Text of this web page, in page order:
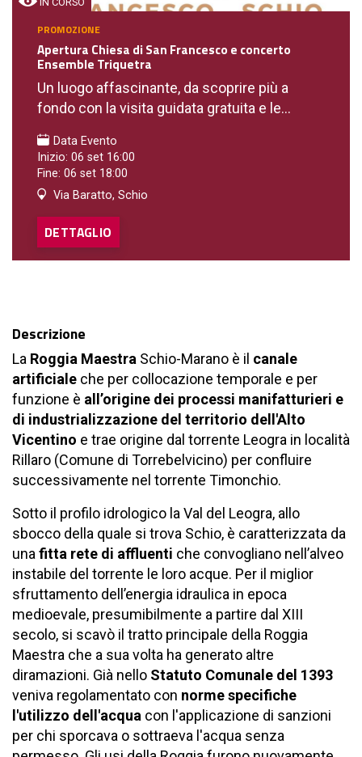
PROMOZIONE
Apertura Chiesa di San Francesco e concerto
Ensemble Triquetra
Un luogo affascinante, da scoprire più a
fondo con la visita guidata gratuita e le...
Data Evento
Inizio: 06 set 16:00
Fine: 06 set 18:00
Via Baratto, Schio
DETTAGLIO
Descrizione
La Roggia Maestra Schio-Marano è il canale
artificiale che per collocazione temporale e per
funzione è all’origine dei processi manifatturieri e
di industrializzazione del territorio dell'Alto
Vicentino e trae origine dal torrente Leogra in località
Rillaro (Comune di Torrebelvicino) per confluire
successivamente nel torrente Timonchio.
Sotto il profilo idrologico la Val del Leogra, allo
sbocco della quale si trova Schio, è caratterizzata da
una fitta rete di affluenti che convogliano nell’alveo
instabile del torrente le loro acque. Per il miglior
sfruttamento dell’energia idraulica in epoca
medioevale, presumibilmente a partire dal XIII
secolo, si scavò il tratto principale della Roggia
Maestra che a sua volta ha generato altre
diramazioni. Già nello Statuto Comunale del 1393
veniva regolamentato con norme specifiche
l'utilizzo dell'acqua con l'applicazione di sanzioni
per chi sporcava o sottraeva l'acqua senza